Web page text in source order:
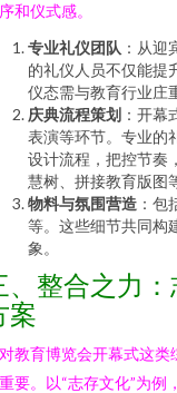
和仪式感。
专业礼仪团队 ：从
的礼仪人员不仅能提
仪态需与教育行业庄
庆典流程策划 ：开
表演等环节。专业的
设计流程，把控节奏
慧树、拼接教育版图
物料与氛围营造 ：
等。这些细节共同构
象。
、整合之力：
案
教育博览会开幕式这
要。以“志存文化”为例